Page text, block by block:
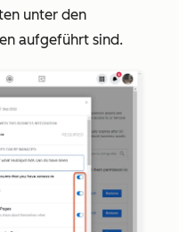
unter den
aufgeführt sind.